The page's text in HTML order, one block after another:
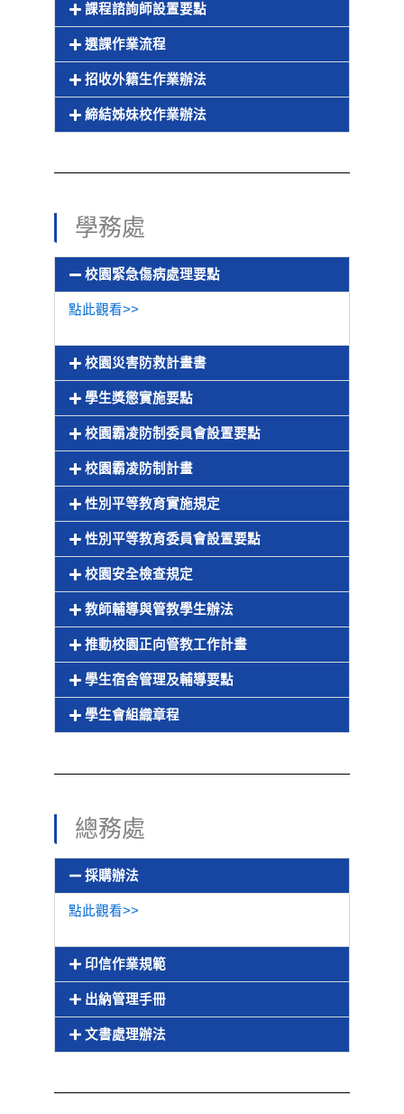
課程諮詢師設置要點
選課作業流程
招收外籍生作業辦法
締結姊妹校作業辦法
學務處
校園緊急傷病處理要點
點此觀看>>
校園災害防救計畫書
學生獎懲實施要點
校園霸凌防制委員會設置要點
校園霸凌防制計畫
性別平等教育實施規定
性別平等教育委員會設置要點
校園安全檢查規定
教師輔導與管教學生辦法
推動校園正向管教工作計畫
學生宿舍管理及輔導要點
學生會組織章程
總務處
採購辦法
點此觀看>>
印信作業規範
出納管理手冊
文書處理辦法